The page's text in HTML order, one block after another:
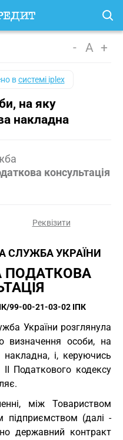
- A +
всистемі iplex
на яку
накладна
консультація
Реквізити
СЛУЖБА УКРАЇНИ
ПОДАТКОВА
99-00-21-03-02 ІПК
України розглянула
визначення особи, на
і, керуючись
Податкового кодексу
між Товариством
(далі -
державний контракт